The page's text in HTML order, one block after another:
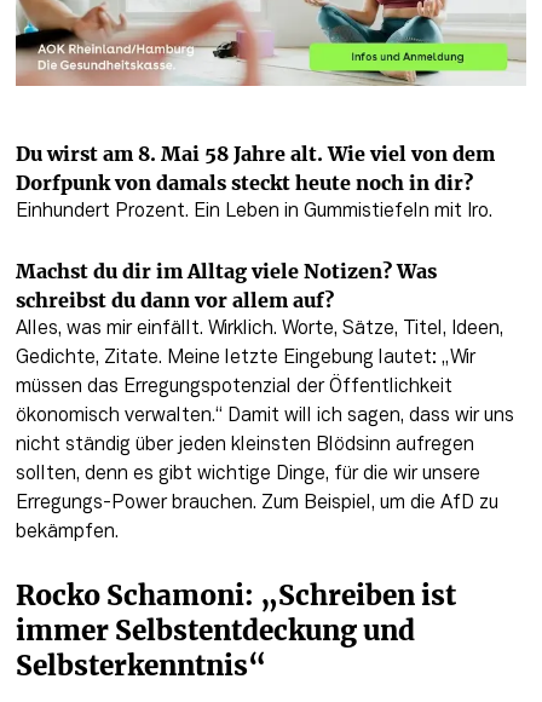
Du wirst am 8. Mai 58 Jahre alt. Wie viel von dem
Dorfpunk von damals steckt heute noch in dir?
Einhundert Prozent. Ein Leben in Gummistiefeln mit Iro.
Machst du dir im Alltag viele Notizen? Was
schreibst du dann vor allem auf?
Alles, was mir einfällt. Wirklich. Worte, Sätze, Titel, Ideen,
Gedichte, Zitate. Meine letzte Eingebung lautet: „Wir
müssen das Erregungspotenzial der Öffentlichkeit
ökonomisch verwalten.“ Damit will ich sagen, dass wir uns
nicht ständig über jeden kleinsten Blödsinn aufregen
sollten, denn es gibt wichtige Dinge, für die wir unsere
Erregungs-Power brauchen. Zum Beispiel, um die AfD zu
bekämpfen.
Rocko Schamoni: „Schreiben ist
immer Selbstentdeckung und
Selbsterkenntnis“